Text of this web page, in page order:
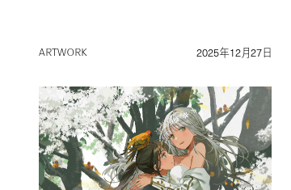
ARTWORK 2025年12月27日